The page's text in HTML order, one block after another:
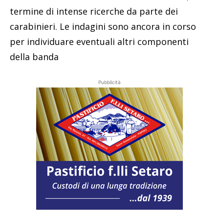
termine di intense ricerche da parte dei
carabinieri. Le indagini sono ancora in corso
per individuare eventuali altri componenti
della banda
Pubblicità